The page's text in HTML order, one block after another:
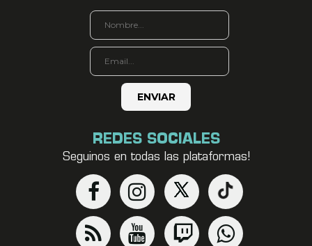
REDES SOCIALES
Seguinos en todas las plataformas!